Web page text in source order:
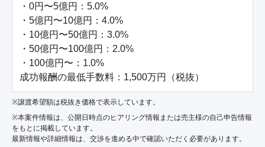
・0円〜5億円：5.0%
・5億円〜10億円：4.0%
・10億円〜50億円：3.0%
・50億円〜100億円：2.0%
・100億円〜：1.0%
成功報酬の最低手数料：1,500万円（税抜）
※譲渡希望額は税抜き価格で表示しています。
※本案件情報は、公開日時点のヒアリング情報または売主様の自己申告情報
をもとに掲載しています。
最新情報や詳細情報は、交渉を進める中で確認いただく必要があります。